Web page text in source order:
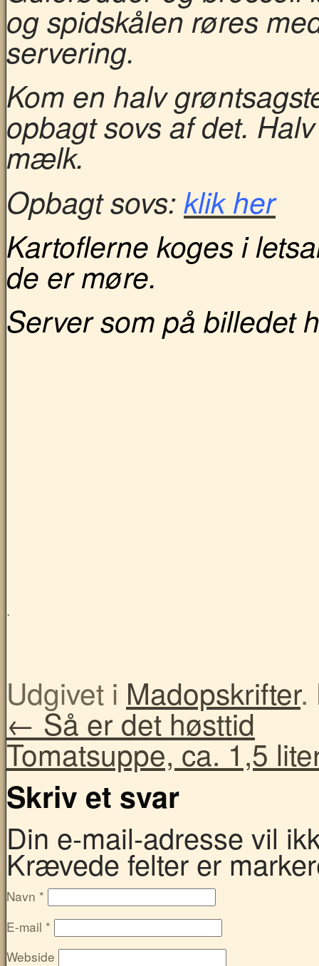
og spidskålen røres
servering.
Kom en halv
opbagt sovs af det.
mælk.
Opbagt sovs:klik her
Kartoflerne koges i
de er møre.
Server som på billedet
.
Udgivet i Madopskrifter.
← Så er det høsttid
Tomatsuppe, ca. 1,5
Skriv et svar
Din e-mail-adresse vil
Krævede felter er
Navn *
E-mail *
Webside